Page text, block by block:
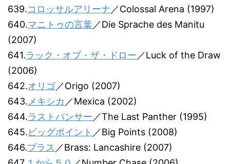
639.コロッサルアリーナ ／Colossal Arena (1997)
640.マニトゥの言葉／Die Sprache des Manitu
(2007)
641.ラック・オブ・ザ・ドロー ／Luck of the Draw
(2006)
642.オリゴ／Origo (2007)
643. メキシカ ／Mexica (2002)
644.ラストパンサー ／The Last Panther (1995)
645.ビッグポイント ／Big Points (2008)
646.ブラス ／Brass: Lancashire (2007)